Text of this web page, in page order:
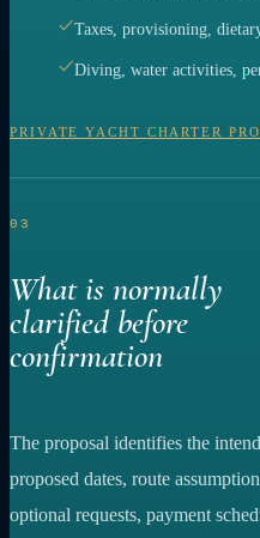
Taxes, provisioning,
Diving, water activities,
PRIVATE YACHT CHARTER
03
What is normally
clarified before
confirmation
The proposal identifies the
proposed dates, route
optional requests, payment